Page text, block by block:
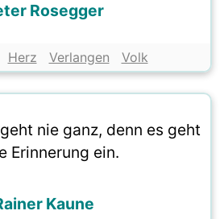
Rosegger
Herz Verlangen Volk
nie ganz, denn es geht
Erinnerung ein.
Kaune